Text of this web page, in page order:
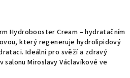
Hydrobooster Cream – hydratačním
který regeneruje hydrolipidový
Ideální pro svěží a zdravý
Miroslavy Václavíkové ve